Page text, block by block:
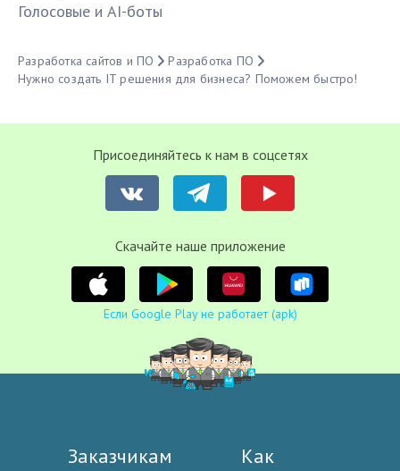
Голосовые и AI-боты
Разработка сайтов и ПО
Разработка ПО
Нужно создать IT решения для бизнеса? Поможем быстро!
Присоединяйтесь к нам в соцсетях
Cкачайте наше приложение
Если Google Play не работает (apk)
Заказчикам
Как